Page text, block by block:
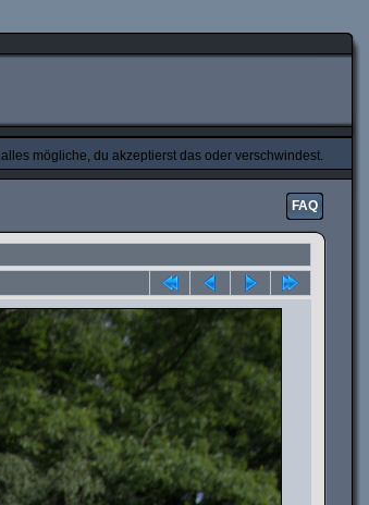
mögliche, du akzeptierst das oder verschwindest.
FAQ